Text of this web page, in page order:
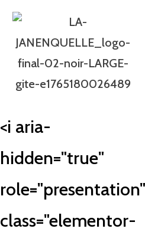
<i aria-
hidden="true"
role="presentation"
class="elementor-